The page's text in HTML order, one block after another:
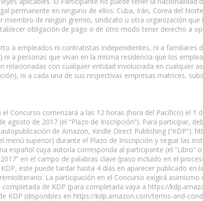
permanente en ninguno de ellos: Cuba, Irán, Corea del
miembro de ningún gremio, sindicato u otra organización
obligación de pago o de otro modo tener derecho a
a empleados ni contratistas independientes, ni a familiares
ni a personas que vivan en la misma residencia que los
relacionadas con cualquier entidad involucrada en cualquier
ni a cada una de sus respectivas empresas matrices,
el Concurso comenzará a las 12 horas (hora del Pacífico) el 1
agosto de 2017 (el “Plazo de Inscripción”). Para participar,
de Amazon, Kindle Direct Publishing (“KDP”):
menú superior) durante el Plazo de Inscripción y seguir las
español cuya autoría corresponda al participante (el “Libro”
en el campo de palabras clave (paso incluido en el
este puede tardar hasta 4 días en aparecer publicado en
La participación en el Concurso exigirá
de KDP (para completarla vaya a https://
KDP (disponibles en https://kdp.amazon.com/terms-and-